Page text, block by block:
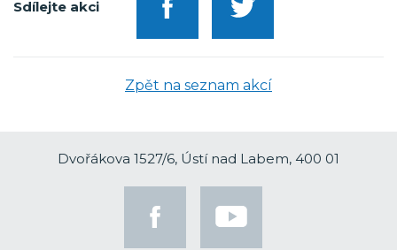
Sdílejte akci
Zpět na seznam akcí
Dvořákova 1527/6, Ústí nad Labem, 400 01